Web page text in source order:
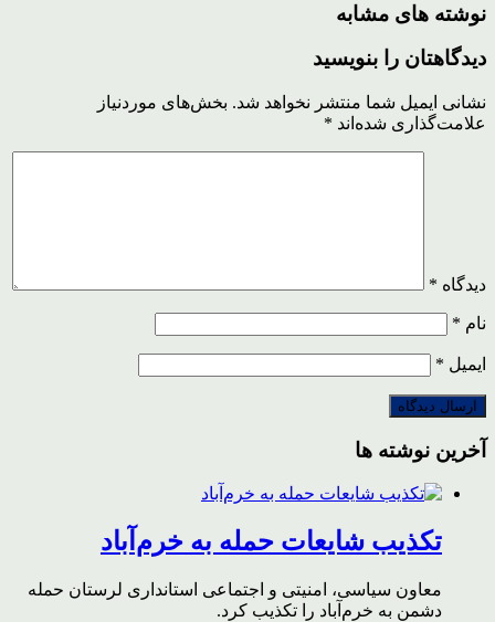
نوشته های مشابه
دیدگاهتان را بنویسید
نشانی ایمیل شما منتشر نخواهد شد. بخش‌های موردنیاز
علامت‌گذاری شده‌اند *
دیدگاه *
نام *
ایمیل *
آخرین نوشته ها
تکذیب شایعات حمله به خرم‌آباد
معاون سیاسی، امنیتی و اجتماعی استانداری لرستان حمله
دشمن به خرم‌آباد را تکذیب کرد.